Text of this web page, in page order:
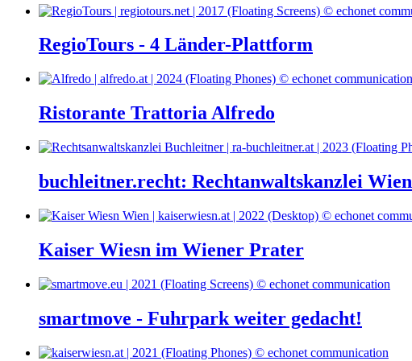
RegioTours - 4 Länder-Plattform
Ristorante Trattoria Alfredo
buchleitner.recht: Rechtanwaltskanzlei Wien
Kaiser Wiesn im Wiener Prater
smartmove - Fuhrpark weiter gedacht!